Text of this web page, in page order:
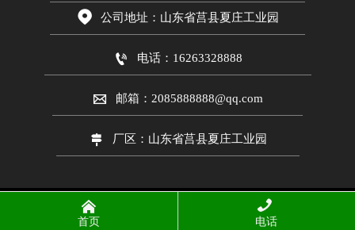
 公司地址：山东省莒县夏庄工业园
 电话：16263328888
 邮箱：2085888888@qq.com
 厂区：山东省莒县夏庄工业园
Copyright © 2026 山东爱德 净化工程股份有限公司

首页

电话